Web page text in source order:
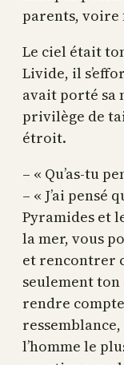
parents, voire
Le ciel était
Livide, il
avait porté sa
privilège de
étroit.
– « Qu’as-tu
– « J’ai pensé
Pyramides et
la mer, vous
et rencontrer
seulement
rendre
l’homme le